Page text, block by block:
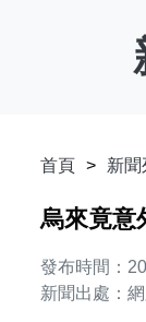
首頁 新聞
烏來竟意
發布時間：
新聞出處：